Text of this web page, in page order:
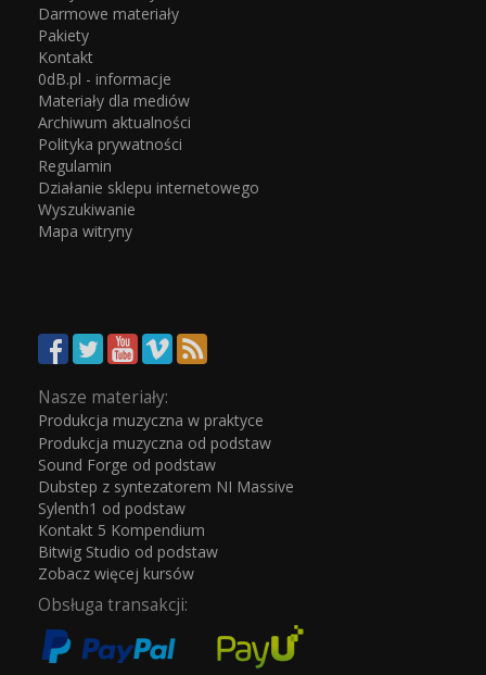
Darmowe materiały
Pakiety
Kontakt
0dB.pl - informacje
Materiały dla mediów
Archiwum aktualności
Polityka prywatności
Regulamin
Działanie sklepu internetowego
Wyszukiwanie
Mapa witryny
Nasze materiały:
Produkcja muzyczna w praktyce
Produkcja muzyczna od podstaw
Sound Forge od podstaw
Dubstep z syntezatorem NI Massive
Sylenth1 od podstaw
Kontakt 5 Kompendium
Bitwig Studio od podstaw
Zobacz więcej kursów
Obsługa transakcji: